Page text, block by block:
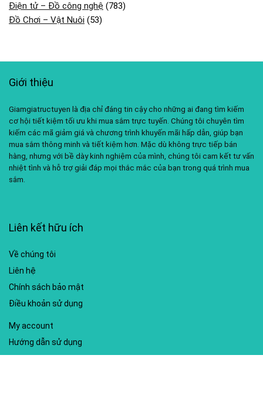
Điện tử – Đồ công nghệ (783)
Đồ Chơi – Vật Nuôi (53)
Giới thiệu
Giamgiatructuyen là địa chỉ đáng tin cậy cho những ai đang tìm kiếm
cơ hội tiết kiệm tối ưu khi mua sắm trực tuyến. Chúng tôi chuyên tìm
kiếm các mã giảm giá và chương trình khuyến mãi hấp dẫn, giúp bạn
mua sắm thông minh và tiết kiệm hơn. Mặc dù không trực tiếp bán
hàng, nhưng với bề dày kinh nghiệm của mình, chúng tôi cam kết tư vấn
nhiệt tình và hỗ trợ giải đáp mọi thắc mắc của bạn trong quá trình mua
sắm.
Liên kết hữu ích
Về chúng tôi
Liên hệ
Chính sách bảo mật
Điều khoản sử dụng
My account
Hướng dẫn sử dụng